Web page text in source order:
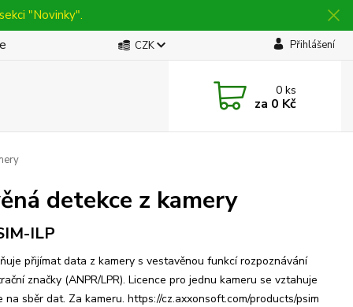
"Novinky".
CZK Přihlášení
0 ks
za 0 Kč
detekce z kamery
ILP
přijímat data z kamery s vestavěnou funkcí rozpoznávání
značky (ANPR/LPR). Licence pro jednu kameru se vztahuje
na sběr dat. Za kameru. https://cz.axxonsoft.com/products/psim